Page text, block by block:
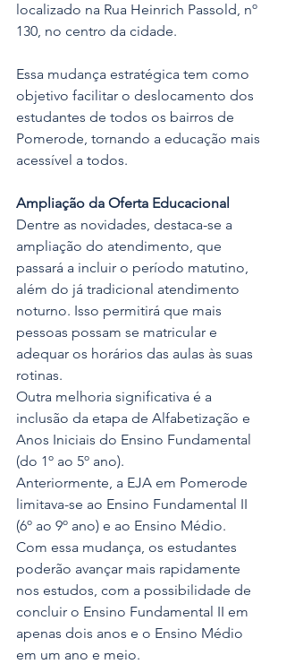
localizado na Rua Heinrich Passold, nº
130, no centro da cidade.
Essa mudança estratégica tem como
objetivo facilitar o deslocamento dos
estudantes de todos os bairros de
Pomerode, tornando a educação mais
acessível a todos.
Ampliação da Oferta Educacional
Dentre as novidades, destaca-se a
ampliação do atendimento, que
passará a incluir o período matutino,
além do já tradicional atendimento
noturno. Isso permitirá que mais
pessoas possam se matricular e
adequar os horários das aulas às suas
rotinas.
Outra melhoria significativa é a
inclusão da etapa de Alfabetização e
Anos Iniciais do Ensino Fundamental
(do 1º ao 5º ano).
Anteriormente, a EJA em Pomerode
limitava-se ao Ensino Fundamental II
(6º ao 9º ano) e ao Ensino Médio.
Com essa mudança, os estudantes
poderão avançar mais rapidamente
nos estudos, com a possibilidade de
concluir o Ensino Fundamental II em
apenas dois anos e o Ensino Médio
em um ano e meio.